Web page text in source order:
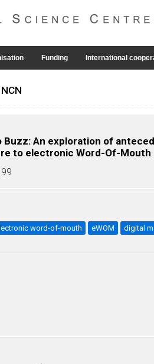
Funding International
Buzz: An exploration of
to electronic Word-Of-Mouth
word-of-mouth eWOM digital